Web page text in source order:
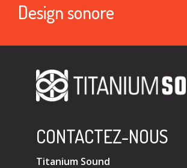
Design sonore
CONTACTEZ-NOUS
Titanium Sound